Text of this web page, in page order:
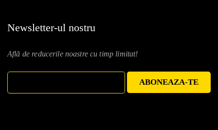
Newsletter-ul nostru
Află de reducerile noastre cu timp limitat!